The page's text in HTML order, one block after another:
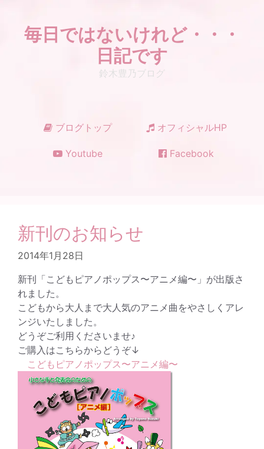
毎日ではないけれど・・・
日記です
鈴木豊乃ブログ
ブログトップ オフィシャルHP
Youtube Facebook
新刊のお知らせ
2014年1月28日
新刊「こどもピアノポップス〜アニメ編〜」が出版さ
れました。
こどもから大人まで大人気のアニメ曲をやさしくアレ
ンジいたしました。
どうぞご利用くださいませ♪
ご購入はこちらからどうぞ↓
こどもピアノポップス〜アニメ編〜